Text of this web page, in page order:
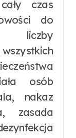
czas
do
liczby
osób
nakaz
zasada